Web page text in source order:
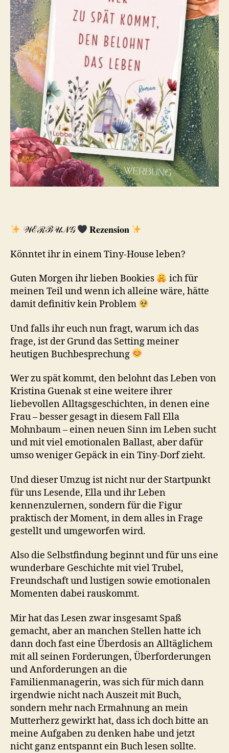
𝒲ℰℛℬ𝒰𝒩𝒢 𝐑𝐞𝐳𝐞𝐧𝐬𝐢𝐨𝐧
Könntet ihr in einem Tiny-House leben?
Guten Morgen ihr lieben Bookies
ich für
meinen Teil und wenn ich alleine wäre, hätte
damit definitiv kein Problem
Und falls ihr euch nun fragt, warum ich das
frage, ist der Grund das Setting meiner
heutigen Buchbesprechung
Wer zu spät kommt, den belohnt das Leben von
Kristina Guenak st eine weitere ihrer
liebevollen Alltagsgeschichten, in denen eine
Frau – besser gesagt in diesem Fall Ella
Mohnbaum – einen neuen Sinn im Leben sucht
und mit viel emotionalen Ballast, aber dafür
umso weniger Gepäck in ein Tiny-Dorf zieht.
Und dieser Umzug ist nicht nur der Startpunkt
für uns Lesende, Ella und ihr Leben
kennenzulernen, sondern für die Figur
praktisch der Moment, in dem alles in Frage
gestellt und umgeworfen wird.
Also die Selbstfindung beginnt und für uns eine
wunderbare Geschichte mit viel Trubel,
Freundschaft und lustigen sowie emotionalen
Momenten dabei rauskommt.
Mir hat das Lesen zwar insgesamt Spaß
gemacht, aber an manchen Stellen hatte ich
dann doch fast eine Überdosis an Alltäglichem
mit all seinen Forderungen, Überforderungen
und Anforderungen an die
Familienmanagerin, was sich für mich dann
irgendwie nicht nach Auszeit mit Buch,
sondern mehr nach Ermahnung an mein
Mutterherz gewirkt hat, dass ich doch bitte an
meine Aufgaben zu denken habe und jetzt
nicht ganz entspannt ein Buch lesen sollte.